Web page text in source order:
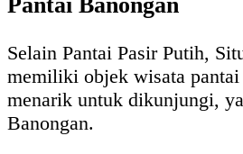
Selain Pantai Pasir Putih,
memiliki objek wisata
menarik untuk dikunjungi,
Banongan.